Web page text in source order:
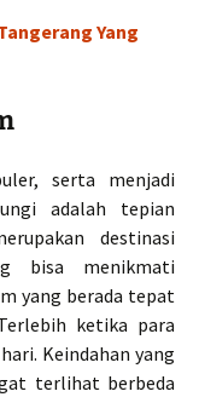
Yang
serta menjadi
adalah tepian
destinasi
bisa menikmati
yang berada tepat
ketika para
Keindahan yang
terlihat berbeda